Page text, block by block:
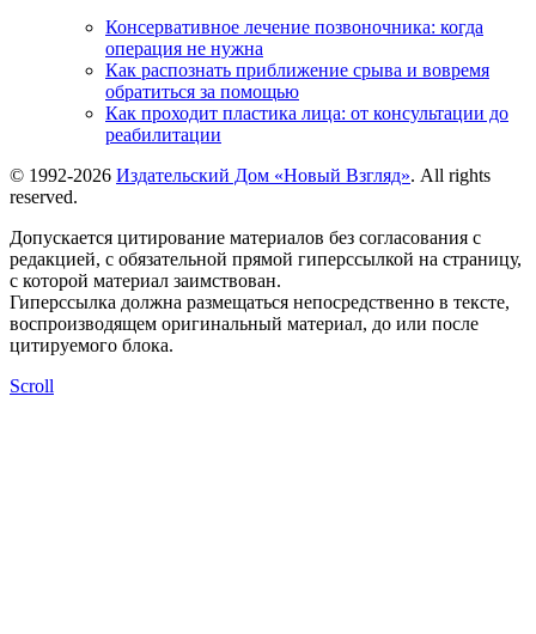
Консервативное лечение позвоночника: когда
операция не нужна
Как распознать приближение срыва и вовремя
обратиться за помощью
Как проходит пластика лица: от консультации до
реабилитации
© 1992-2026 Издательский Дом «Новый Взгляд». All rights
reserved.
Допускается цитирование материалов без согласования с
редакцией, с обязательной прямой гиперссылкой на страницу,
с которой материал заимствован.
Гиперссылка должна размещаться непосредственно в тексте,
воспроизводящем оригинальный материал, до или после
цитируемого блока.
Scroll